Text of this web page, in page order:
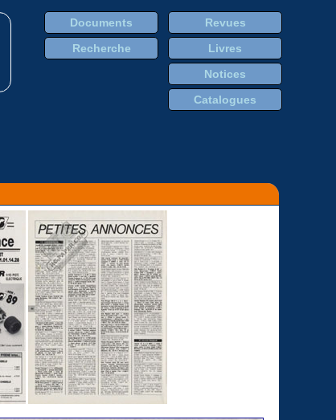
Documents
Recherche
Revues
Livres
Notices
Catalogues